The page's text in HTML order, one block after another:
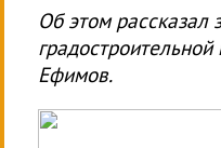
Об этом рассказал
Ефимов.